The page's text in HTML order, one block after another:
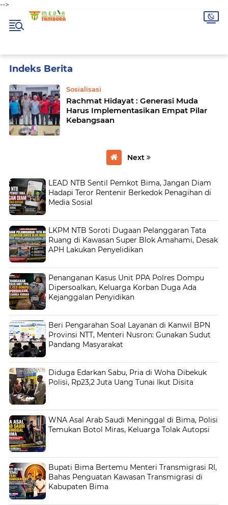
-->
Sosialisasi
Rachmat Hidayat : Generasi Muda
Harus Implementasikan Empat Pilar
Kebangsaan
Next
LEAD NTB Sentil Pemkot Bima, Jangan Diam
Hadapi Teror Rentenir Berkedok Penagihan di
Media Sosial
LKPM NTB Soroti Dugaan Pelanggaran Tata
Ruang di Kawasan Super Blok Amahami, Desak
APH Lakukan Penyelidikan
Penanganan Kasus Unit PPA Polres Dompu
Dipersoalkan, Keluarga Korban Duga Ada
Kejanggalan Penyidikan
Beri Pengarahan Soal Layanan di Kanwil BPN
Provinsi NTT, Menteri Nusron: Gunakan Sudut
Pandang Masyarakat
Diduga Edarkan Sabu, Pria di Woha Dibekuk
Polisi, Rp23,2 Juta Uang Tunai Ikut Disita
WNA Asal Arab Saudi Meninggal di Bima, Polisi
Temukan Botol Miras, Keluarga Tolak Autopsi
Bupati Bima Bertemu Menteri Transmigrasi RI,
Bahas Penguatan Kawasan Transmigrasi di
Kabupaten Bima